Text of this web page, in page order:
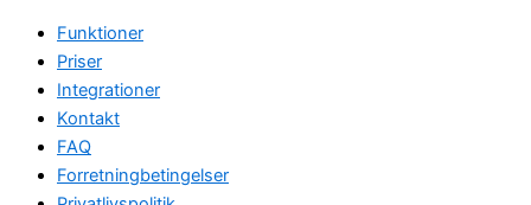
Funktioner
Priser
Integrationer
Kontakt
FAQ
Forretningbetingelser